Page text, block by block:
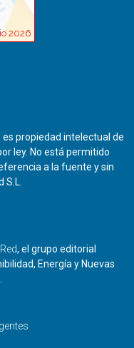
propiedad intelectual de
ley. No está permitido
a la fuente y sin
S.L.
, el grupo editorial
Energía y Nuevas